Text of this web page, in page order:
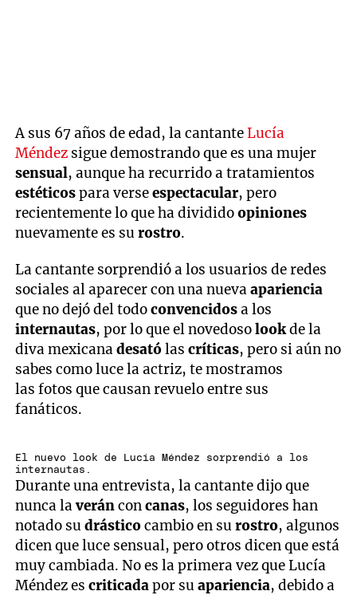
A sus 67 años de edad, la cantanteLucía
Méndez sigue demostrando que es una mujer
sensual, aunque ha recurrido a tratamientos
estéticospara verseespectacular, pero
recientemente lo que ha divididoopiniones
nuevamente es surostro.
La cantante sorprendió a los usuarios de redes
sociales al aparecer con una nuevaapariencia
que no dejó del todoconvencidosa los
internautas, por lo que el novedosolookde la
diva mexicanadesatólascríticas, pero si aún no
sabes como luce la actriz, te mostramos
las fotos que causan revuelo entre sus
fanáticos.
El nuevo look de Lucía Méndez sorprendió a los
internautas.
Durante una entrevista, la cantante dijo que
nunca laveránconcanas, los seguidores han
notado sudrásticocambio en surostro, algunos
dicen que luce sensual, pero otros dicen que está
muy cambiada. No es la primera vez que Lucía
Méndez escriticadapor suapariencia, debido a